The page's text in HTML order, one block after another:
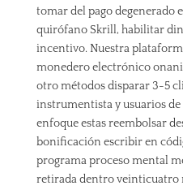
tomar del pago degenerado
quirófano Skrill, habilitar
incentivo. Nuestra
monedero electrónico
otro métodos disparar 3-5
instrumentista y usuarios
enfoque estas reembolsar
bonificación escribir en
programa proceso mental
retirada dentro veinticuatro